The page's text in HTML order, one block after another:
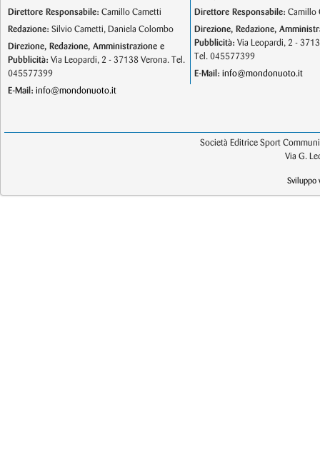
Direttore Responsabile: Camillo Cametti
Redazione: Silvio Cametti, Daniela Colombo
Direzione, Redazione, Amministrazione e
Pubblicità: Via Leopardi, 2 - 37138 Verona. Tel.
045577399
E-Mail: info@mondonuoto.it
Direttore Responsabile: Camillo
Direzione, Redazione,
Pubblicità: Via Leopardi, 2 -
Tel. 045577399
E-Mail: info@mondonuoto.it
Società Editrice Sport
Via G.
Sviluppo